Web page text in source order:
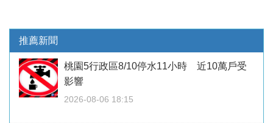
推薦新聞
桃園5行政區8/10停水11小時 近10萬戶受
影響
2026-08-06 18:15